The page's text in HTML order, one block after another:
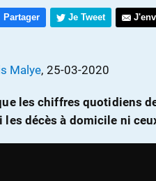
Partager Je Tweet
Malye, 25-03-2020
les chiffres quotidiens
les décès à domicile ni